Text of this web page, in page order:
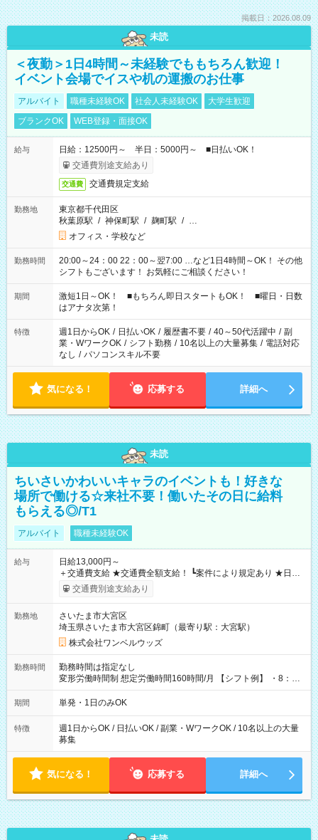
掲載日：2026.08.09
未読
＜夜勤＞1日4時間～未経験でももちろん歓迎！
イベント会場でイスや机の運搬のお仕事
アルバイト 職種未経験OK 社会人未経験OK
大学生歓迎
ブランクOK
WEB登録・面接OK
給与
日給：12500円～ 半日：5000円～ ■日払いOK！
交通費別途支給あり
交通費 交通費規定支給
勤務地
東京都千代田区
秋葉原駅 / 神保町駅 / 麹町駅 / …
オフィス・学校など
勤務時間
20:00～24：00 22：00～翌7:00 …など1日4時間～OK！ その他
シフトもございます！ お気軽にご相談ください！
期間
激短1日～OK！ ■もちろん即日スタートもOK！ ■曜日・日数
はアナタ次第！
特徴 週1日からOK / 日払いOK / 履歴書不要 / 40～50代活躍中 / 副
業・WワークOK / シフト勤務 / 10名以上の大量募集 / 電話対応
なし / パソコンスキル不要
気になる！ 応募する 詳細へ
未読
ちいさいかわいいキャラのイベントも！好きな
場所で働ける☆来社不要！働いたその日に給料
もらえる◎/T1
アルバイト 職種未経験OK
給与
日給13,000円～
＋交通費支給 ★交通費全額支給！ ┗案件により規定あり ★日払
いOK！（規定あり） ┗働いたその日に現金GET♪ お仕事後はコ
ンビニATMから 日払い分を引き落とせます！ 【試用期間】試
交通費別途支給あり
勤務地
さいたま市大宮区
埼玉県さいたま市大宮区錦町（最寄り駅：大宮駅）
株式会社ワンベルウッズ
勤務時間
勤務時間は指定なし
変形労働時間制 想定労働時間160時間/月 【シフト例】 ・8：00
～21：00
期間 単発・1日のみOK
特徴
週1日からOK / 日払いOK / 副業・WワークOK / 10名以上の大量
募集
気になる！ 応募する 詳細へ